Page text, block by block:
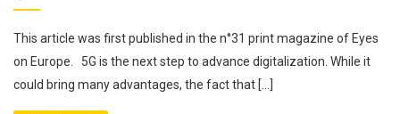
This article was first published in the n°31 print magazine of Eyes
on Europe. 5G is the next step to advance digitalization. While it
could bring many advantages, the fact that […]